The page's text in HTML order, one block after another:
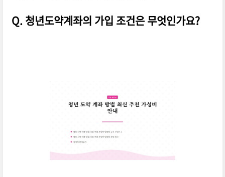
Q. 청년도약계좌의 가입 조건은 무엇인가요?